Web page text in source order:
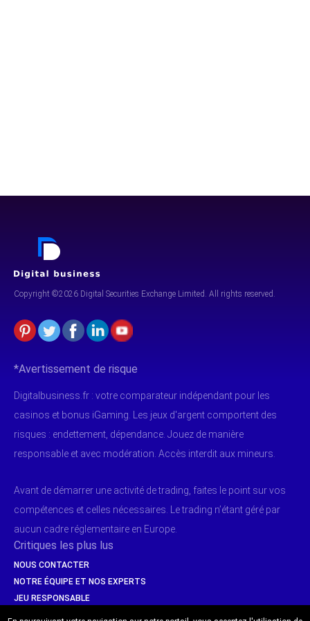
Copyright ©2026 Digital Securities Exchange Limited. All rights reserved.
*Avertissement de risque
Digitalbusiness.fr : votre comparateur indépendant pour les
casinos et bonus iGaming. Les jeux d'argent comportent des
risques : endettement, dépendance. Jouez de manière
responsable et avec modération. Accès interdit aux mineurs.
Avant de démarrer une activité de trading, faites le point sur vos
compétences et celles nécessaires. Le trading n’étant géré par
aucun cadre réglementaire en Europe.
Critiques les plus lus
NOUS CONTACTER
NOTRE ÉQUIPE ET NOS EXPERTS
JEU RESPONSABLE